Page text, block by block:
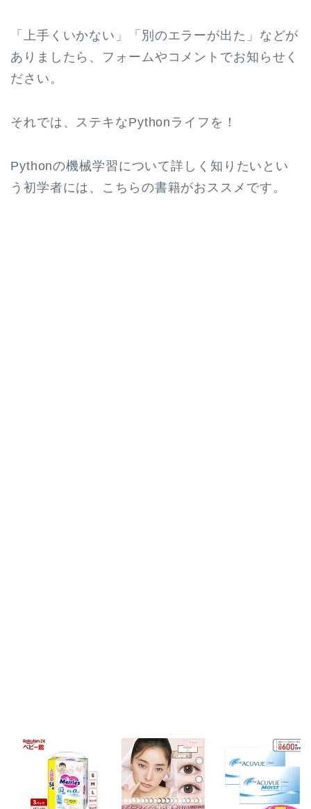
「上手くいかない」「別のエラーが出た」などが
ありましたら、フォームやコメントでお知らせく
ださい。
それでは、ステキなPythonライフを！
Pythonの機械学習について詳しく知りたいとい
う初学者には、こちらの書籍がおススメです。